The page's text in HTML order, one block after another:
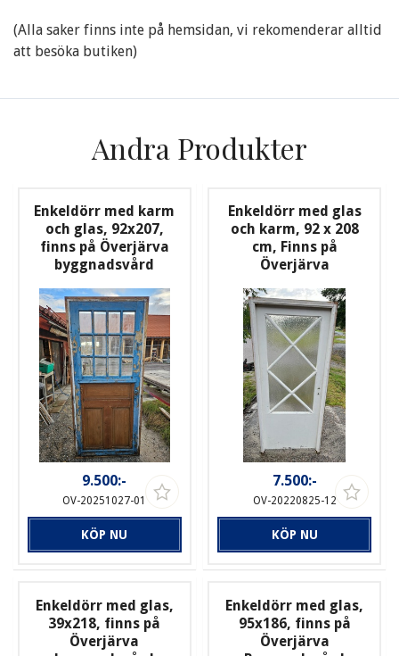
(Alla saker finns inte på hemsidan, vi rekomenderar alltid
att besöka butiken)
Andra Produkter
Enkeldörr med karm
och glas, 92x207,
finns på Överjärva
byggnadsvård
9.500:-
OV-20251027-01
KÖP NU
Enkeldörr med glas
och karm, 92 x 208
cm, Finns på
Överjärva
7.500:-
OV-20220825-12
KÖP NU
Enkeldörr med glas,
39x218, finns på
Överjärva
Enkeldörr med glas,
95x186, finns på
Överjärva